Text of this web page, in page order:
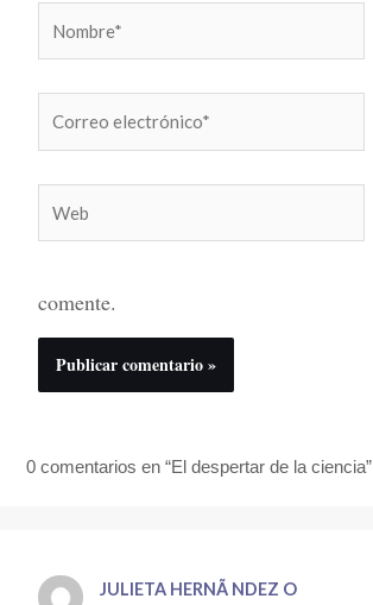
electrónico*
comente.
0 comentarios en “El despertar de la ciencia”
JULIETA HERNÃ NDEZ O